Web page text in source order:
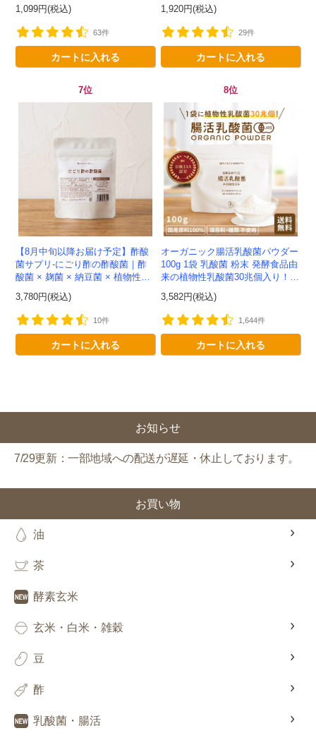
1,099円(税込)
63件
カートに入れる
料】*メール便での発送...
1,920円(税込)
29件
カートに入れる
7位
【8月中旬以降お届け予定】酢酸
菌サプリ-にごり酢の酢酸菌｜酢
酸菌 × 麹菌 × 納豆菌 × 植物性乳
ま屋-【送料無料】*メ...
3,780円(税込)
10件
カートに入れる
8位
オーガニック腸活乳酸菌パウダー
100g 1袋 乳酸菌 粉末 発酵食品由
来の植物性乳酸菌30兆個入り！有
料】 *メ...
3,582円(税込)
1,644件
カートに入れる
お知らせ
7/29更新：一部地域への配送が遅延・休止しております。
お買い物
油
茶
酵素玄米
玄米・白米・雑穀
豆
酢
乳酸菌・腸活